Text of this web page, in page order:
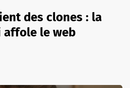
des clones : la
le web